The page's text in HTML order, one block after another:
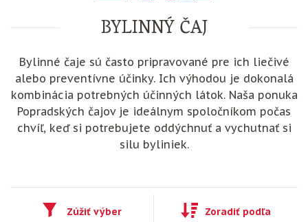
BYLINNÝ ČAJ
Bylinné čaje sú často pripravované pre ich liečivé
alebo preventívne účinky. Ich výhodou je dokonalá
kombinácia potrebných účinných látok. Naša ponuka
Popradských čajov je ideálnym spoločníkom počas
chvíľ, keď si potrebujete oddýchnuť a vychutnať si
silu byliniek.
Zúžiť výber Zoradiť podľa